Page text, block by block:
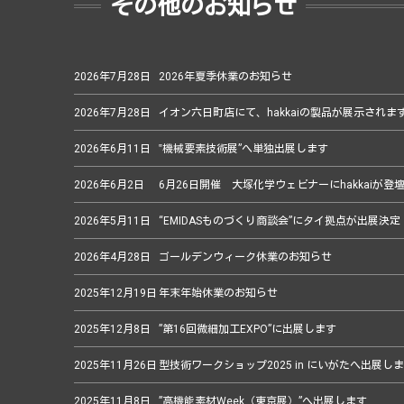
その他のお知らせ
2026年7月28日 2026年夏季休業のお知らせ
2026年7月28日 イオン六日町店にて、hakkaiの製品が展示されま
2026年6月11日 ‟機械要素技術展”へ単独出展します
2026年6月2日 6月26日開催 大塚化学ウェビナーにhakkaiが登
2026年5月11日 “EMIDASものづくり商談会”にタイ拠点が出展決定
2026年4月28日 ゴールデンウィーク休業のお知らせ
2025年12月19日 年末年始休業のお知らせ
2025年12月8日 ”第16回微細加工EXPO”に出展します
2025年11月26日 型技術ワークショップ2025 in にいがたへ出展し
2025年11月8日 ”高機能素材Week（東京展）”へ出展します